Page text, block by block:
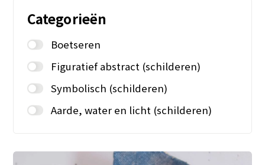
Categorieën
Boetseren
Figuratief abstract (schilderen)
Symbolisch (schilderen)
Aarde, water en licht (schilderen)